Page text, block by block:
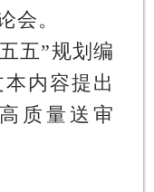
会。
”规划编
内容提出
质量送审